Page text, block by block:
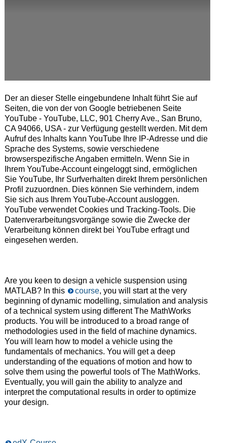
Der an dieser Stelle eingebundene Inhalt führt Sie auf
Seiten, die von der von Google betriebenen Seite
YouTube - YouTube, LLC, 901 Cherry Ave., San Bruno,
CA 94066, USA - zur Verfügung gestellt werden. Mit dem
Aufruf des Inhalts kann YouTube Ihre IP-Adresse und die
Sprache des Systems, sowie verschiedene
browserspezifische Angaben ermitteln. Wenn Sie in
Ihrem YouTube-Account eingeloggt sind, ermöglichen
Sie YouTube, Ihr Surfverhalten direkt Ihrem persönlichen
Profil zuzuordnen. Dies können Sie verhindern, indem
Sie sich aus Ihrem YouTube-Account ausloggen.
YouTube verwendet Cookies und Tracking-Tools. Die
Datenverarbeitungsvorgänge sowie die Zwecke der
Verarbeitung können direkt bei YouTube erfragt und
eingesehen werden.
Are you keen to design a vehicle suspension using
MATLAB? In this
course, you will start at the very
beginning of dynamic modelling, simulation and analysis
of a technical system using different The MathWorks
products. You will be introduced to a broad range of
methodologies used in the field of machine dynamics.
You will learn how to model a vehicle using the
fundamentals of mechanics. You will get a deep
understanding of the equations of motion and how to
solve them using the powerful tools of The MathWorks.
Eventually, you will gain the ability to analyze and
interpret the computational results in order to optimize
your design.